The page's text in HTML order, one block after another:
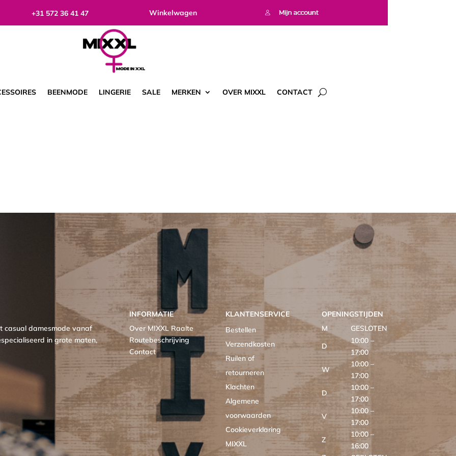
+31 572 36 41 47 Winkelwagen
BEENMODE LINGERIE SALE MERKEN OVER MIXXL CONTACT
casual damesmode vanaf
in grote maten,
INFORMATIE
Over MIXXL Raalte
Routebeschrijving
Contact
KLANTENSERVICE
Bestellen
Verzendkosten
Ruilen of
retourneren
Klachten
Algemene
voorwaarden
Cookieverklaring
MIXXL
OPENINGSTIJDEN
M
GESLOTEN
D
10:00 –
17:00
W
10:00 –
17:00
D
10:00 –
17:00
V
10:00 –
17:00
Z
10:00 –
16:00